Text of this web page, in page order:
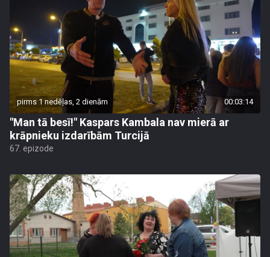
pirms 1 nedēļas, 2 dienām 00:03:14
"Man tā besī!" Kaspars Kambala nav mierā ar
krāpnieku izdarībām Turcijā
67. epizode